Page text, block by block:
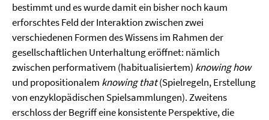
bestimmt und es wurde damit ein bisher noch kaum
erforschtes Feld der Interaktion zwischen zwei
verschiedenen Formen des Wissens im Rahmen der
gesellschaftlichen Unterhaltung eröffnet: nämlich
zwischen performativem (habitualisiertem) knowing how
und propositionalem knowing that(Spielregeln, Erstellung
von enzyklopädischen Spielsammlungen). Zweitens
erschloss der Begriff eine konsistente Perspektive, die